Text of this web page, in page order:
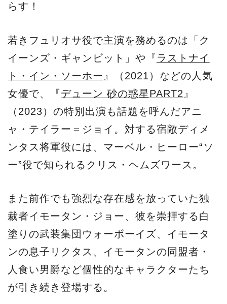
らす！
若きフュリオサ役で主演を務めるのは「ク
イーンズ・ギャンビット」や『 ラストナイ
ト・イン・ソーホー 』（2021）などの人気
女優で、『デューン 砂の惑星PART2 』
（2023）の特別出演も話題を呼んだアニ
ャ・テイラー＝ジョイ。対する宿敵ディメ
ンタス将軍役には、マーベル・ヒーロー“ソ
ー”役で知られるクリス・ヘムズワース。
また前作でも強烈な存在感を放っていた独
裁者イモータン・ジョー、彼を崇拝する白
塗りの武装集団ウォーボーイズ、イモータ
ンの息子リクタス、イモータンの同盟者・
人食い男爵など個性的なキャラクターたち
が引き続き登場する。